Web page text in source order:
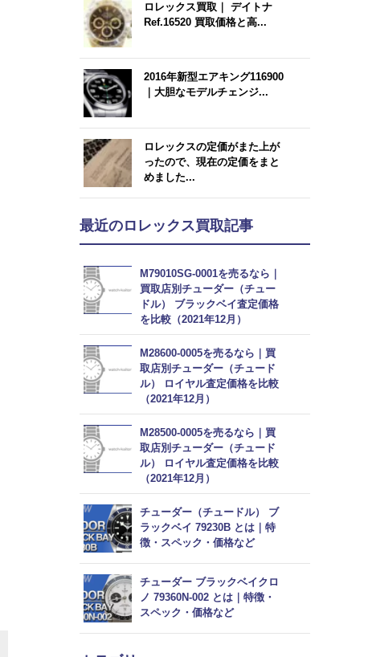
ロレックス買取｜ デイトナ
Ref.16520 買取価格と高...
2016年新型エアキング116900
｜大胆なモデルチェンジ...
ロレックスの定価がまた上が
ったので、現在の定価をまと
めました...
最近のロレックス買取記事
M79010SG-0001を売るなら｜
買取店別チューダー（チュー
ドル） ブラックベイ査定価格
を比較（2021年12月）
M28600-0005を売るなら｜買
取店別チューダー（チュード
ル） ロイヤル査定価格を比較
（2021年12月）
M28500-0005を売るなら｜買
取店別チューダー（チュード
ル） ロイヤル査定価格を比較
（2021年12月）
チューダー（チュードル） ブ
ラックベイ 79230B とは｜特
徴・スペック・価格など
チューダー ブラックベイクロ
ノ 79360N-002 とは｜特徴・
スペック・価格など